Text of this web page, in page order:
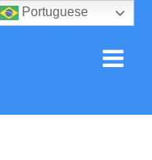
Portuguese